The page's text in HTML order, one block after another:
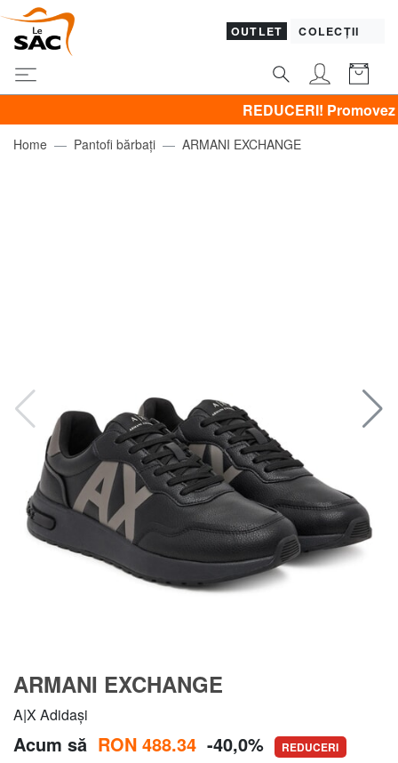
OUTLET COLECȚII
REDUCERI! Promovez
Home Pantofi bărbați ARMANI EXCHANGE
ARMANI EXCHANGE
A|X Adidași
Acum să RON 488.34 -40,0% REDUCERI